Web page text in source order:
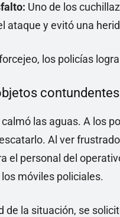
Uno de los
ataque y evitó una
los policías
las aguas. A los
Al ver
el personal del
móviles policiales.
de la situación, se